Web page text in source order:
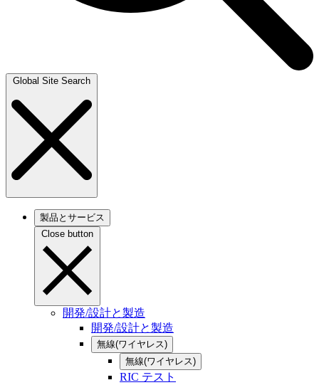
Global Site Search
製品とサービス
Close button
開発/設計と製造
開発/設計と製造
無線(ワイヤレス)
無線(ワイヤレス)
RIC テスト